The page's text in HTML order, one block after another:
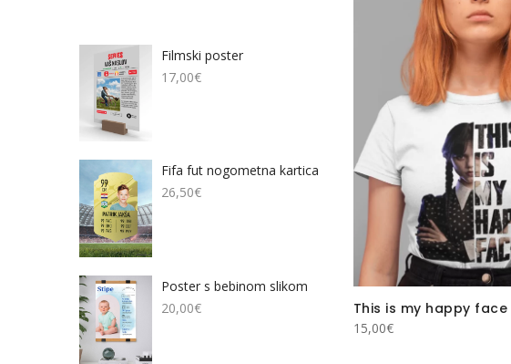
This is my happy
15,00€
Filmski poster
17,00€
Fifa fut nogometna kartica
26,50€
Poster s bebinom slikom
20,00€